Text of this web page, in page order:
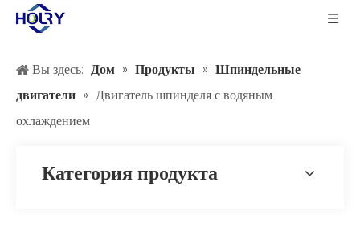
Вы здесь: Дом » Продукты » Шпиндельные
двигатели » Двигатель шпинделя с водяным
охлаждением
Категория продукта